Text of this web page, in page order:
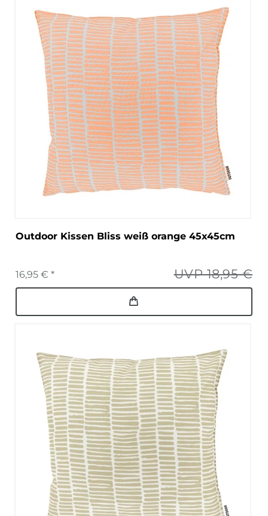
Outdoor Kissen Bliss weiß orange 45x45cm
UVP 18,95 €
16,95 € *